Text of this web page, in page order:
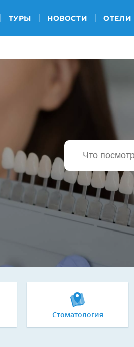
ТУРЫ НОВОСТИ ОТЕЛИ
Стоматология